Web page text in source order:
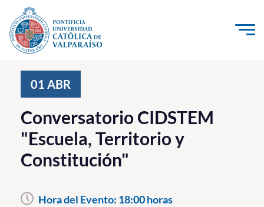
Click acá para ir directamente al contenido
Investigación, Creación e Innovación
PUCV Internacional
Vinculación con el Medio
01 ABR
Conversatorio CIDSTEM
"Escuela, Territorio y
Constitución"
Hora del Evento: 18:00 horas